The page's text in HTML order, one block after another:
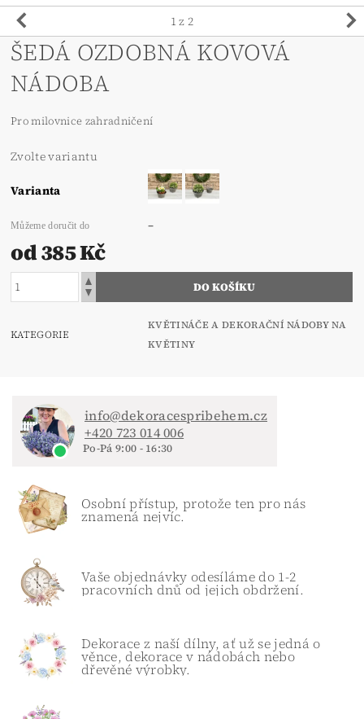
1 z 2
ŠEDÁ OZDOBNÁ KOVOVÁ
NÁDOBA
Pro milovnice zahradničení
Zvolte variantu
Varianta
Můžeme doručit do –
od 385 Kč
KATEGORIE
KVĚTINÁČE A DEKORAČNÍ NÁDOBY NA
KVĚTINY
info@dekoracespribehem.cz
+420 723 014 006
Po-Pá 9:00 - 16:30
Osobní přístup, protože ten pro nás
znamená nejvíc.
Vaše objednávky odesíláme do 1-2
pracovních dnů od jejich obdržení.
Dekorace z naší dílny, ať už se jedná o
věnce, dekorace v nádobách nebo
dřevěné výrobky.